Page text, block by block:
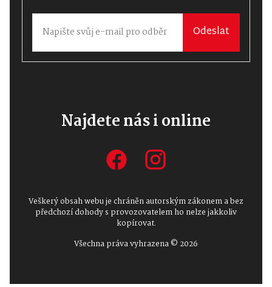
Odeslat
Najdete nás i online
Veškerý obsah webu je chráněn autorským zákonem a bez
předchozí dohody s provozovatelem ho nelze jakkoliv
kopírovat.
Všechna práva vyhrazena © 2026